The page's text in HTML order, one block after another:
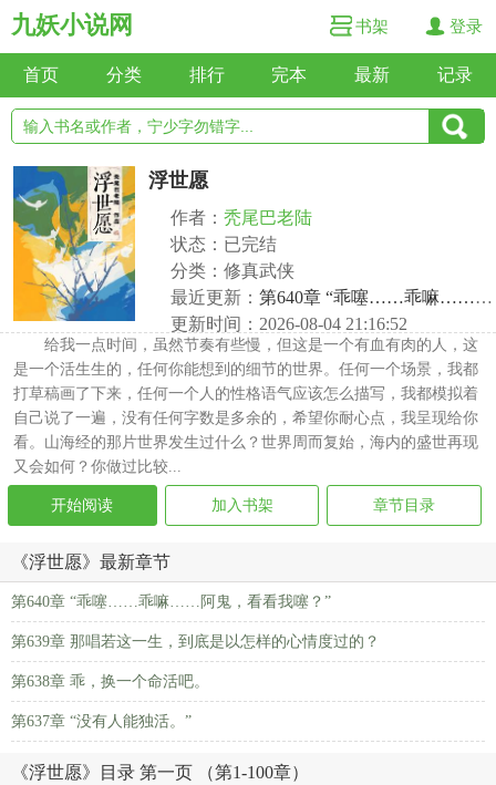
九妖小说网 书架 登录
首页 分类 排行 完本 最新 记录
浮世愿
作者： 秃尾巴老陆
状态：已完结
分类：修真武侠
最近更新： 第640章 “乖噻……乖嘛……阿鬼，看看我噻？”
更新时间：2026-08-04 21:16:52
给我一点时间，虽然节奏有些慢，但这是一个有血有肉的人，这
是一个活生生的，任何你能想到的细节的世界。任何一个场景，我都
打草稿画了下来，任何一个人的性格语气应该怎么描写，我都模拟着
自己说了一遍，没有任何字数是多余的，希望你耐心点，我呈现给你
看。山海经的那片世界发生过什么？世界周而复始，海内的盛世再现
又会如何？你做过比较...
开始阅读 加入书架 章节目录
《浮世愿》最新章节
第640章 “乖噻……乖嘛……阿鬼，看看我噻？”
第639章 那唱若这一生，到底是以怎样的心情度过的？
第638章 乖，换一个命活吧。
第637章 “没有人能独活。”
《浮世愿》目录 第一页 （第1-100章）